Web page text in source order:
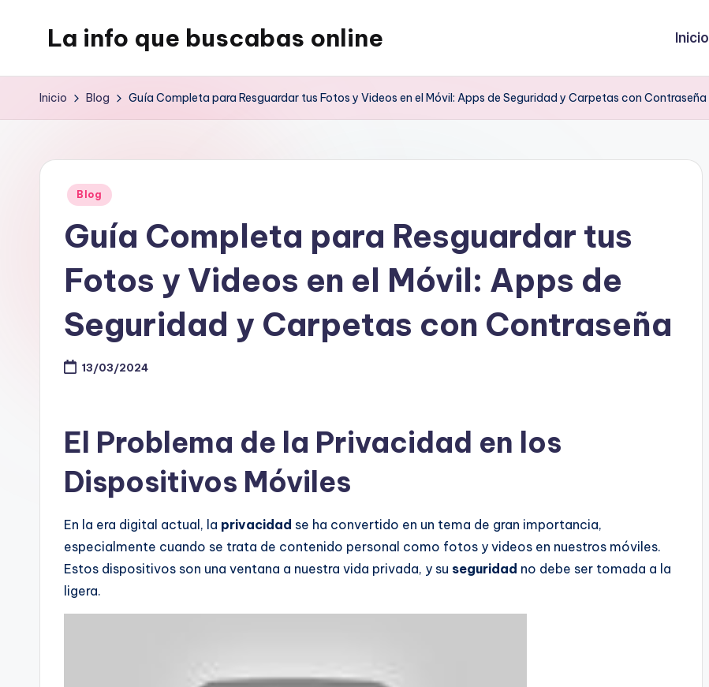
La info que buscabas online
blog
y
entretenerte
leyendo
Inicio
Inicio Blog Guía Completa para Resguardar tus Fotos y Videos en el Móvil: Apps de Seguridad y Carpetas con Contraseña
Publicado
Blog
Guía Completa para Resguardar tus
Fotos y Videos en el Móvil: Apps de
Seguridad y Carpetas con Contraseña
13/03/2024
El Problema de la Privacidad en los
Dispositivos Móviles
En la era digital actual, la privacidad se ha convertido en un tema de gran importancia,
especialmente cuando se trata de contenido personal como fotos y videos en nuestros móviles.
Estos dispositivos son una ventana a nuestra vida privada, y su seguridad no debe ser tomada a la
ligera.